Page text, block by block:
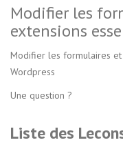
Modifier les
extensions
Modifier les formulaires
Wordpress
Une question ?
Liste des